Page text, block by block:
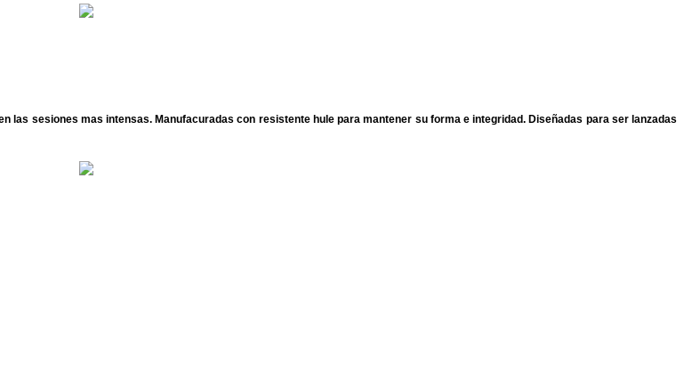
las sesiones mas intensas. Manufacuradas con resistente hule para mantener su forma e integridad. Diseñadas para ser lanzadas